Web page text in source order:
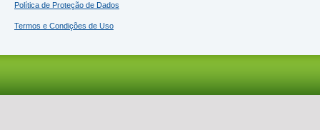
Política de Proteção de Dados
Termos e Condições de Uso